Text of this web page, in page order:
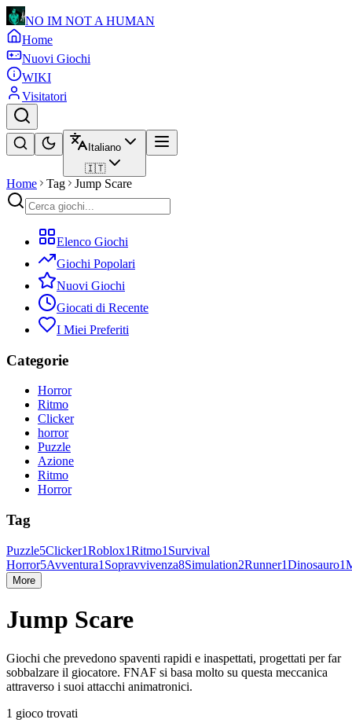
NO IM NOT A HUMAN
Home
Nuovi Giochi
WIKI
Visitatori
Italiano
🇮🇹
Home Tag Jump Scare
Elenco Giochi
Giochi Popolari
Nuovi Giochi
Giocati di Recente
I Miei Preferiti
Categorie
Horror
Ritmo
Clicker
horror
Puzzle
Azione
Ritmo
Horror
Tag
Puzzle5Clicker1Roblox1Ritmo1 Survival
Horror5Avventura1 Sopravvivenza8Simulation2Runner1Dinosauro1
More
Jump Scare
Giochi che prevedono spaventi rapidi e inaspettati, progettati per far
sobbalzare il giocatore. FNAF si basa molto su questa meccanica
attraverso i suoi attacchi animatronici.
1 gioco trovati